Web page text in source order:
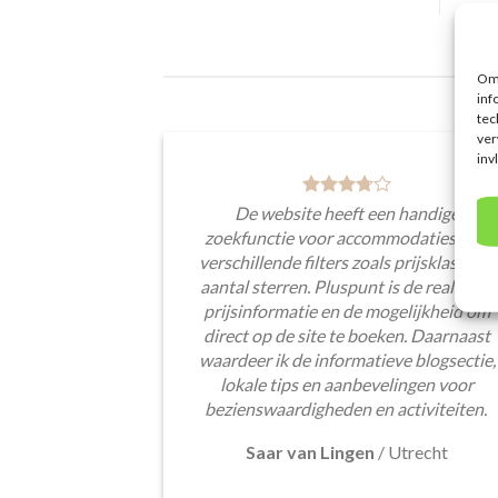
De website heeft een handige
zoekfunctie voor accommodaties met
verschillende filters zoals prijsklasse en
aantal sterren. Pluspunt is de real-time
prijsinformatie en de mogelijkheid om
direct op de site te boeken. Daarnaast
waardeer ik de informatieve blogsectie,
lokale tips en aanbevelingen voor
bezienswaardigheden en activiteiten.
Saar van Lingen / Utrecht